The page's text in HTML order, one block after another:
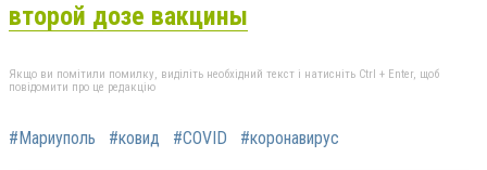
второй дозе вакцины
Якщо ви помітили помилку, виділіть необхідний текст і натисніть Ctrl + Enter, щоб
повідомити про це редакцію
#Мариуполь #ковид #COVID #коронавирус